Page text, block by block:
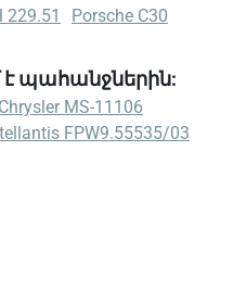
229.51
Porsche C30
պահանջներին:
Chrysler MS-11106
FPW9.55535/03